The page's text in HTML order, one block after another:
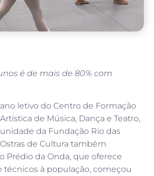
é de mais de 80% com
ano letivo do Centro de Formação
Artística de Música, Dança e Teatro,
unidade da Fundação Rio das
Ostras de Cultura também
Prédio da Onda, que oferece
técnicos à população, começou